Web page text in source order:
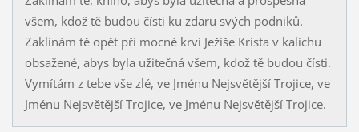
všem, kdož tě budou čísti ku zdaru svých podniků.
Zaklínám tě opět při mocné krvi Ježíše Krista v kalichu
obsažené, abys byla užitečná všem, kdož tě budou čísti.
Vymítám z tebe vše zlé, ve Jménu Nejsvětější Trojice, ve
Jménu Nejsvětější Trojice, ve Jménu Nejsvětější Trojice.